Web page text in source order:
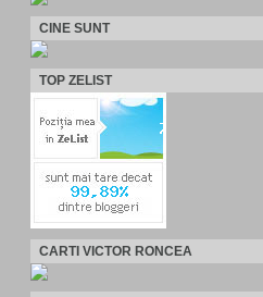
CINE SUNT
TOP ZELIST
CARTI VICTOR RONCEA